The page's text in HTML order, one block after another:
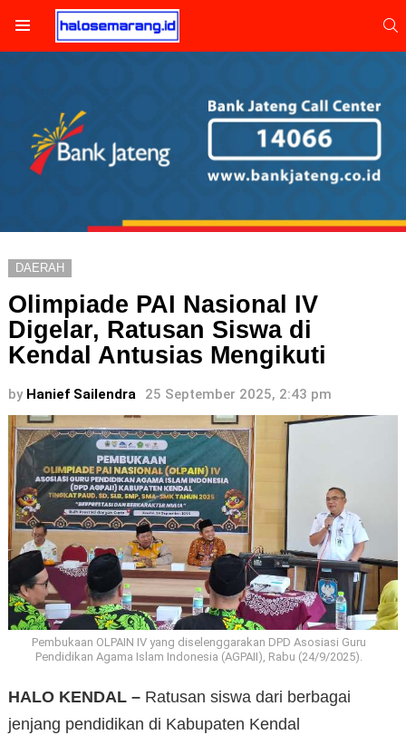
DAERAH
Olimpiade PAI Nasional IV
Digelar, Ratusan Siswa di
Kendal Antusias Mengikuti
by Hanief Sailendra 25 September 2025, 2:43 pm
Pembukaan OLPAIN IV yang diselenggarakan DPD Asosiasi Guru
Pendidikan Agama Islam Indonesia (AGPAII), Rabu (24/9/2025).
HALO KENDAL – Ratusan siswa dari berbagai
jenjang pendidikan di Kabupaten Kendal